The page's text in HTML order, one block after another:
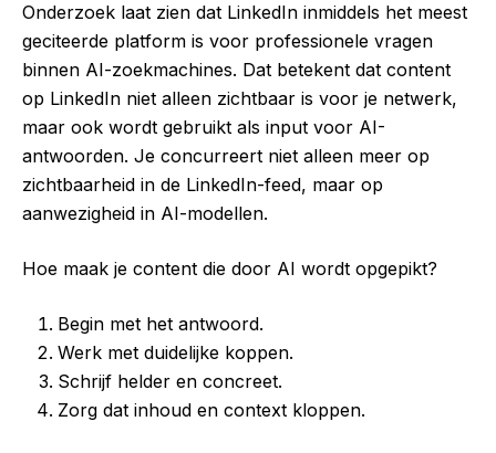
Onderzoek laat zien dat LinkedIn inmiddels het meest
geciteerde platform is voor professionele vragen
binnen AI-zoekmachines. Dat betekent dat content
op LinkedIn niet alleen zichtbaar is voor je netwerk,
maar ook wordt gebruikt als input voor AI-
antwoorden. Je concurreert niet alleen meer op
zichtbaarheid in de LinkedIn-feed, maar op
aanwezigheid in AI-modellen.
Hoe maak je content die door AI wordt opgepikt?
Begin met het antwoord.
Werk met duidelijke koppen.
Schrijf helder en concreet.
Zorg dat inhoud en context kloppen.